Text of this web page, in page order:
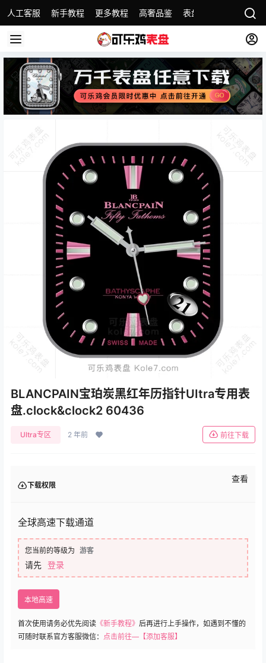
人工客服 新手教程 更多教程 高奢品鉴 表盘精选 名表故事
BLANCPAIN宝珀炭黑红年历指针UItra专用表
盘.clock&clock2 60436
Ultra专区 2 年前 前往下载
下载权限
查看
全球高速下载通道
您当前的等级为 游客
请先 登录
本地高速
首次使用请务必优先阅读 《新手教程》 后再进行上手操作，如遇到不懂的
可随时联系官方客服微信： 点击前往—【添加客服】